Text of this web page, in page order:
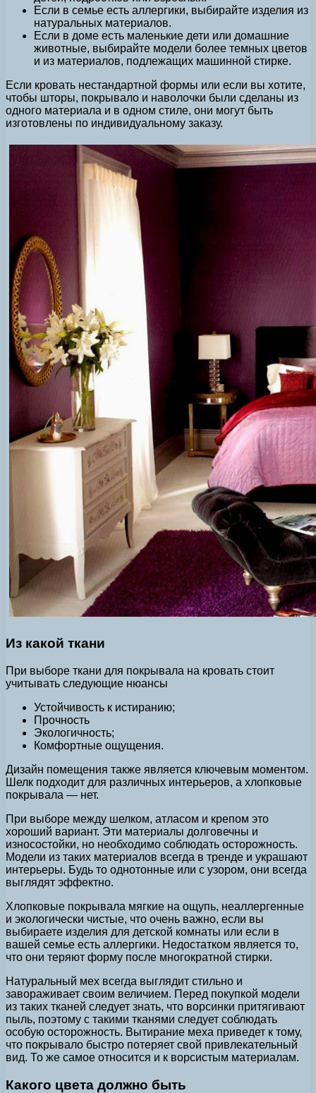
Если в семье есть аллергики, выбирайте изделия из
натуральных материалов.
Если в доме есть маленькие дети или домашние
животные, выбирайте модели более темных цветов
и из материалов, подлежащих машинной стирке.
Если кровать нестандартной формы или если вы хотите,
чтобы шторы, покрывало и наволочки были сделаны из
одного материала и в одном стиле, они могут быть
изготовлены по индивидуальному заказу.
Из какой ткани
При выборе ткани для покрывала на кровать стоит
учитывать следующие нюансы
Устойчивость к истиранию;
Прочность
Экологичность;
Комфортные ощущения.
Дизайн помещения также является ключевым моментом.
Шелк подходит для различных интерьеров, а хлопковые
покрывала — нет.
При выборе между шелком, атласом и крепом это
хороший вариант. Эти материалы долговечны и
износостойки, но необходимо соблюдать осторожность.
Модели из таких материалов всегда в тренде и украшают
интерьеры. Будь то однотонные или с узором, они всегда
выглядят эффектно.
Хлопковые покрывала мягкие на ощупь, неаллергенные
и экологически чистые, что очень важно, если вы
выбираете изделия для детской комнаты или если в
вашей семье есть аллергики. Недостатком является то,
что они теряют форму после многократной стирки.
Натуральный мех всегда выглядит стильно и
завораживает своим величием. Перед покупкой модели
из таких тканей следует знать, что ворсинки притягивают
пыль, поэтому с такими тканями следует соблюдать
особую осторожность. Вытирание меха приведет к тому,
что покрывало быстро потеряет свой привлекательный
вид. То же самое относится и к ворсистым материалам.
Какого цвета должно быть